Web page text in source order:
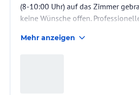
(8-10:00 Uhr) auf das Zimmer
keine Wünsche offen.
Einziger Wermutstropfen: Die
Mehr anzeigen